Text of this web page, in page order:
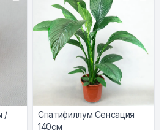
/
Спатифиллум Сенсация
140см